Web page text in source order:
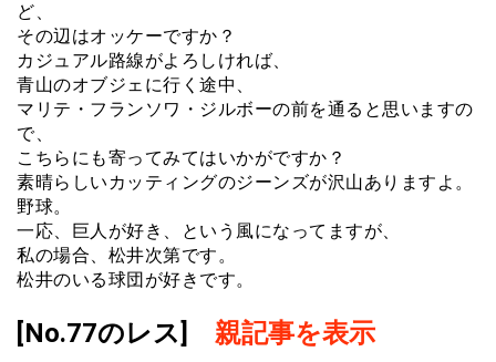
ど、
その辺はオッケーですか？
カジュアル路線がよろしければ、
青山のオブジェに行く途中、
マリテ・フランソワ・ジルボーの前を通ると思いますの
で、
こちらにも寄ってみてはいかがですか？
素晴らしいカッティングのジーンズが沢山ありますよ。
野球。
一応、巨人が好き、という風になってますが、
私の場合、松井次第です。
松井のいる球団が好きです。
[No.77のレス] 親記事を表示